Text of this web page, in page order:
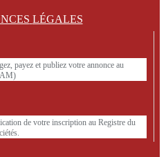
LÉGALES
payez et publiez votre annonce au
de votre inscription au Registre du